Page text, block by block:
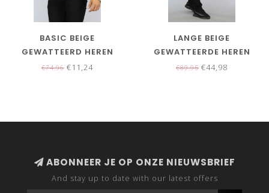
BASIC BEIGE
GEWATTEERD HEREN
JACK
€74,96 €11,24
LANGE BEIGE
GEWATTEERDE HEREN
WINTERJAS
€89,95 €44,98
ABONNEER JE OP ONZE NIEUWSBRIEF
And stay up to date with our latest offers